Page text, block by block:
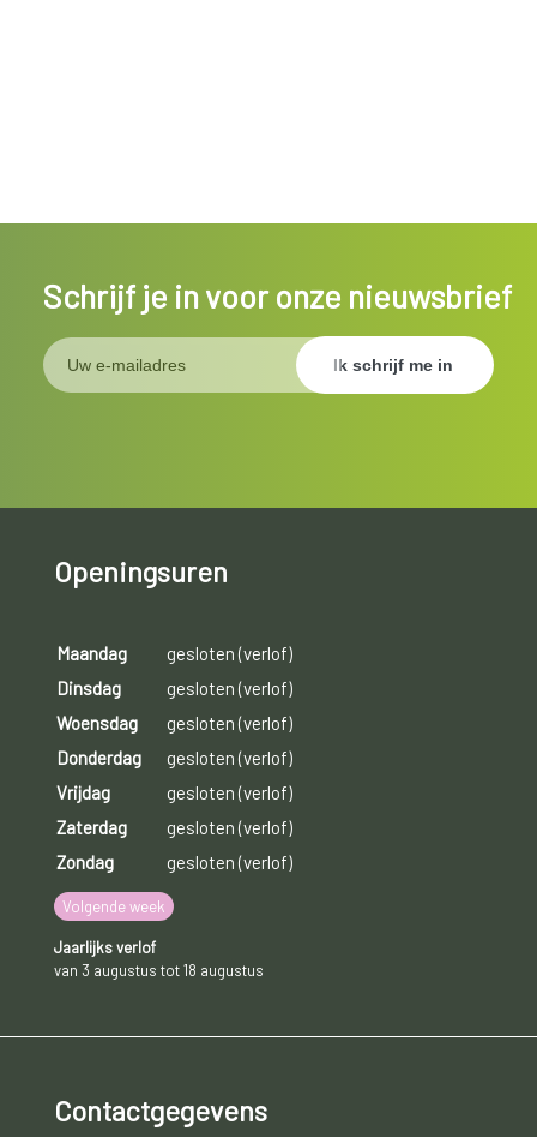
Schrijf je in voor onze nieuwsbrief
Openingsuren
Maandag
gesloten (verlof)
Dinsdag
gesloten (verlof)
Woensdag
gesloten (verlof)
Donderdag
gesloten (verlof)
Vrijdag
gesloten (verlof)
Zaterdag
gesloten (verlof)
Zondag
gesloten (verlof)
Volgende week
Jaarlijks verlof
van 3 augustus tot 18 augustus
Contactgegevens